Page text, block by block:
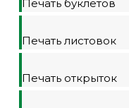
Печать буклетов
Печать листовок
Печать открыток